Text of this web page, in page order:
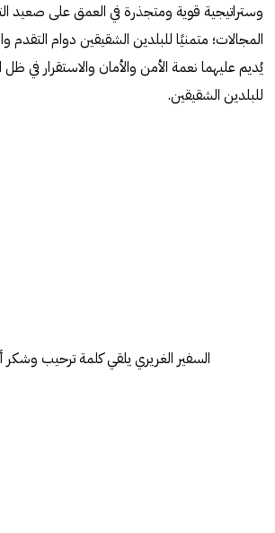
وستراتيجية قوية ومتجذرة في العمق على صعيد
المجالات؛ متمنيًا للبلدين الشقيقين دوام التقدم
يُديم عليهما نعمة الأمن والأمان والاستقرار في ظل
للبلدين الشقيقين.
السفير الغريري يلقي كلمة ترحيب وشكر